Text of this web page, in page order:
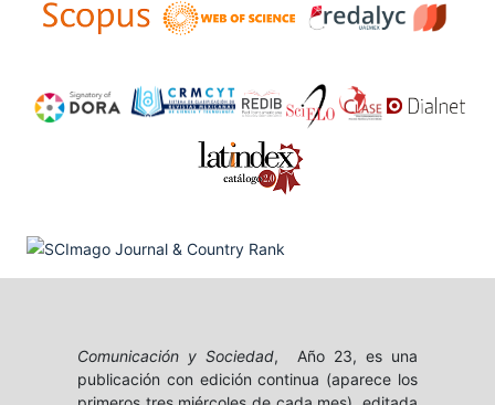
Comunicación y Sociedad, Año 23, es una
publicación con edición continua (aparece los